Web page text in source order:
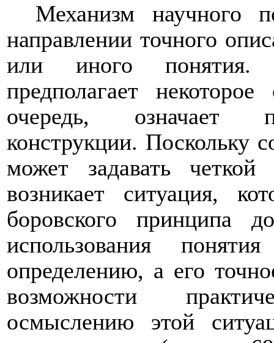
Механизм научного
направлении точного
или иного понятия.
предполагает
очередь, означает
конструкции. Поскольку
может задавать
возникает ситуация,
боровского принципа
использования
определению, а его
возможности
осмыслению этой